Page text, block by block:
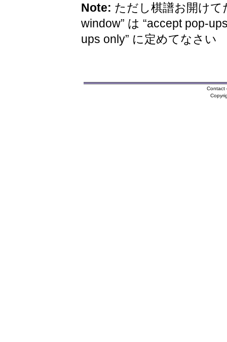
Note: ただし棋譜お開けて
window” は “accept pop-
ups only” に定めてなさい
Contact